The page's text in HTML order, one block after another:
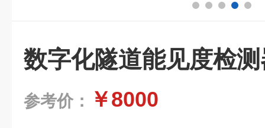
数字化隧道能见度检
参考价： ￥8000